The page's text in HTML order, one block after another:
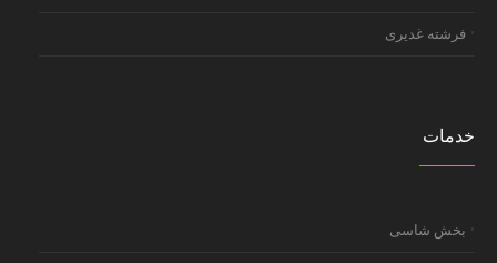
فرشته غدیری
خدمات
بخش شاسی